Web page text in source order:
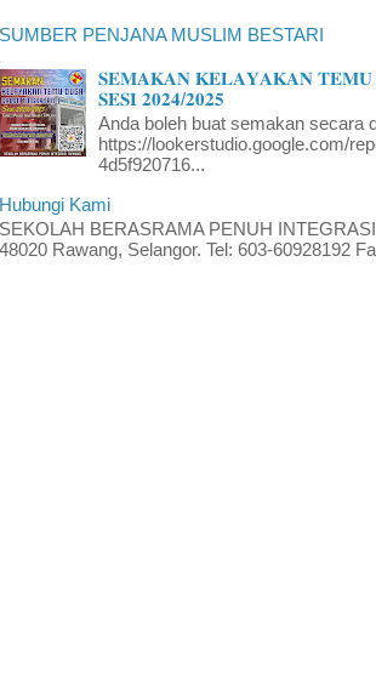
SUMBER PENJANA MUSLIM BESTARI
𝐒𝐄𝐌𝐀𝐊𝐀𝐍 𝐊𝐄𝐋𝐀𝐘𝐀𝐊𝐀𝐍 𝐓𝐄𝐌𝐔
𝐒𝐄𝐒𝐈 𝟐𝟎𝟐𝟒/𝟐𝟎𝟐𝟓
Anda boleh buat semakan secara
https://lookerstudio.google.com/
4d5f920716...
Hubungi Kami
SEKOLAH BERASRAMA PENUH
48020 Rawang, Selangor. Tel: 603-60928192